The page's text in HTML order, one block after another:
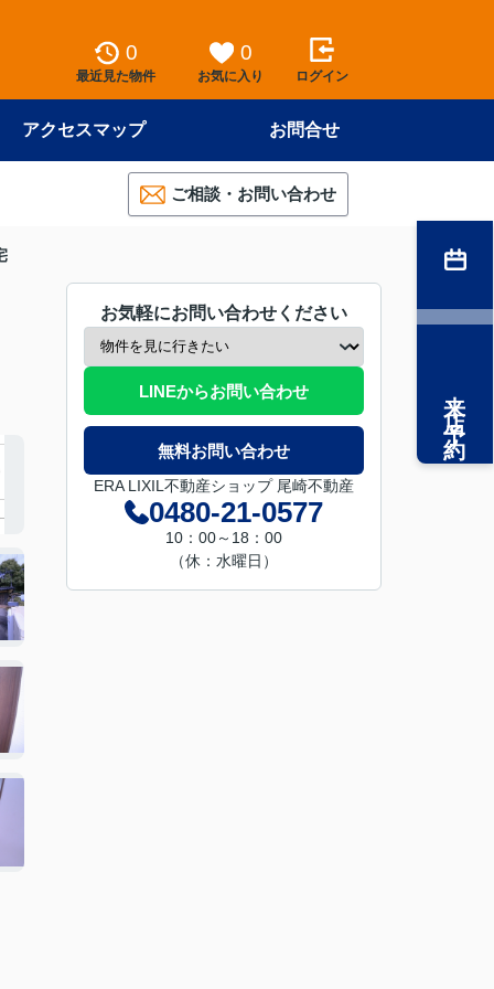
0
最近見た物件
0
お気に入り ログイン
アクセスマップ お問合せ
ご相談・お問い合わせ
お気軽にお問い合わせください
LINEからお問い合わせ
無料お問い合わせ
ERA LIXIL不動産ショップ 尾崎不動産
0480-21-0577
10：00～18：00
（休：水曜日）
来店予約